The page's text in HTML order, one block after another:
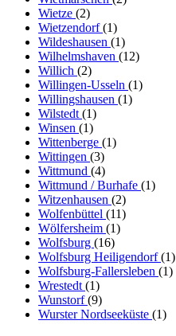
Wietze (2)
Wietzendorf(1)
Wildeshausen (1)
Wilhelmshaven (12)
Willich (2)
Willingen-Usseln (1)
Willingshausen (1)
Wilstedt (1)
Winsen (1)
Wittenberge (1)
Wittingen (3)
Wittmund (4)
Wittmund / Burhafe (1)
Witzenhausen (2)
Wolfenbüttel (11)
Wölfersheim (1)
Wolfsburg (16)
Wolfsburg Heiligendorf(1)
Wolfsburg-Fallersleben (1)
Wrestedt (1)
Wunstorf(9)
Wurster Nordseeküste (1)